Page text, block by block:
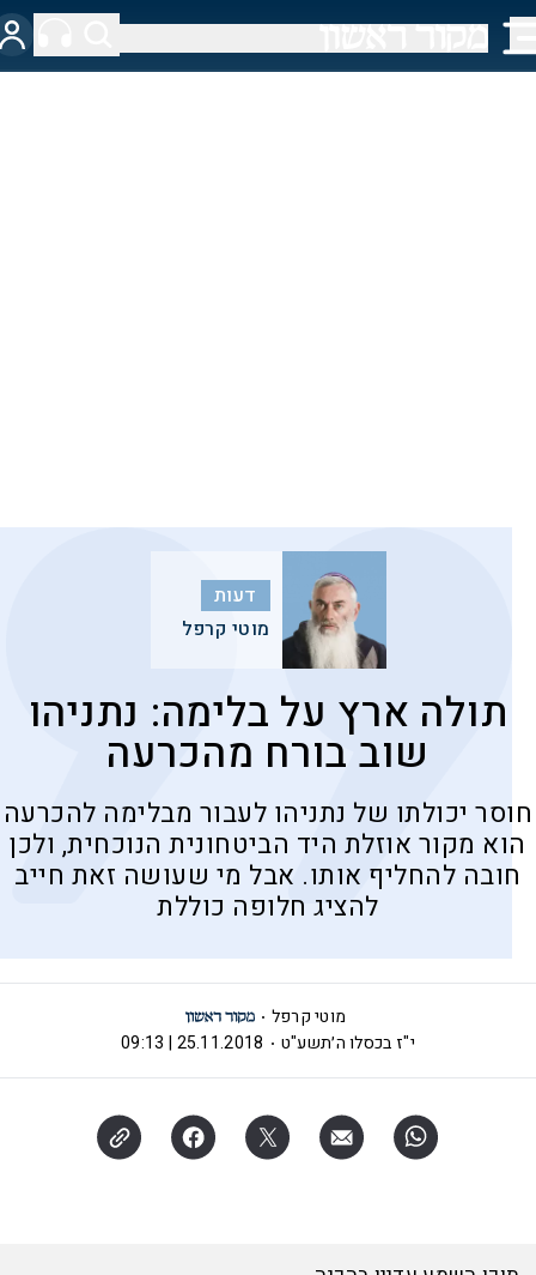
דעות
מוטי קרפל
תולה ארץ על בלימה: נתניהו
שוב בורח מהכרעה
חוסר יכולתו של נתניהו לעבור מבלימה להכרעה
הוא מקור אוזלת היד הביטחונית הנוכחית, ולכן
חובה להחליף אותו. אבל מי שעושה זאת חייב
להציג חלופה כוללת
מוטי קרפל
י"ז בכסלו ה׳תשע"ט
25.11.2018 | 09:13